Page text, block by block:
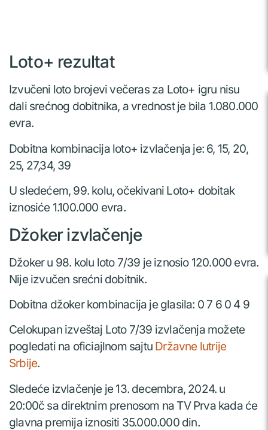
Loto+ rezultat
Izvučeni loto brojevi večeras za Loto+ igru nisu
dali srećnog dobitnika, a vrednost je bila 1.080.000
evra.
Dobitna kombinacija loto+ izvlačenja je: 6, 15, 20,
25, 27,34, 39
U sledećem, 99. kolu, očekivani Loto+ dobitak
iznosiće 1.100.000 evra.
Džoker izvlačenje
Džoker u 98. kolu loto 7/39 je iznosio 120.000 evra.
Nije izvučen srećni dobitnik.
Dobitna džoker kombinacija je glasila: 0 7 6 0 4 9
Celokupan izveštaj Loto 7/39 izvlačenja možete
pogledati na oficiajlnom sajtu Državne lutrije
Srbije.
Sledeće izvlačenje je 13. decembra, 2024. u
20:00č sa direktnim prenosom na TV Prva kada će
glavna premija iznositi 35.000.000 din.